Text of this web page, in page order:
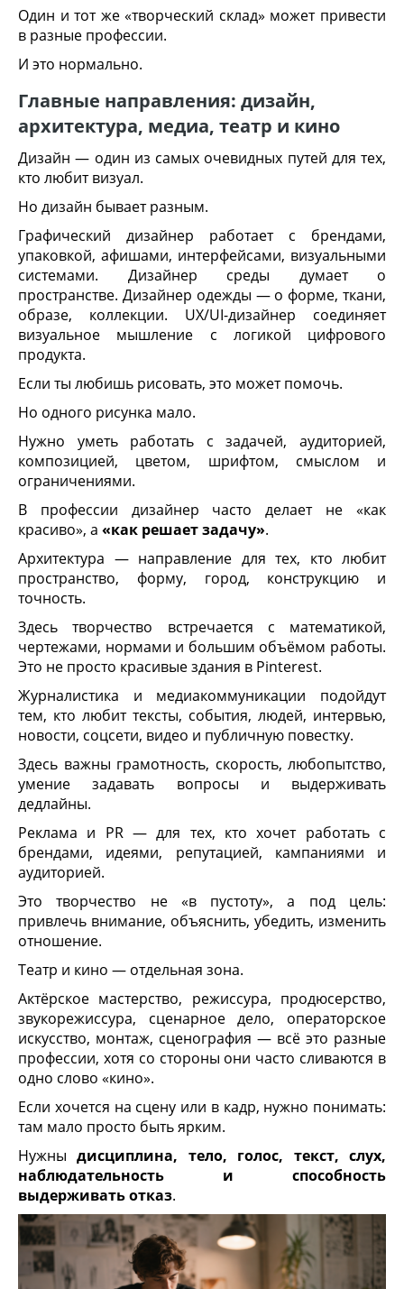
Один и тот же «творческий склад» может привести
в разные профессии.
И это нормально.
Главные направления: дизайн,
архитектура, медиа, театр и кино
Дизайн — один из самых очевидных путей для тех,
кто любит визуал.
Но дизайн бывает разным.
Графический дизайнер работает с брендами,
упаковкой, афишами, интерфейсами, визуальными
системами. Дизайнер среды думает о
пространстве. Дизайнер одежды — о форме, ткани,
образе, коллекции. UX/UI-дизайнер соединяет
визуальное мышление с логикой цифрового
продукта.
Если ты любишь рисовать, это может помочь.
Но одного рисунка мало.
Нужно уметь работать с задачей, аудиторией,
композицией, цветом, шрифтом, смыслом и
ограничениями.
В профессии дизайнер часто делает не «как
красиво», а «как решает задачу».
Архитектура — направление для тех, кто любит
пространство, форму, город, конструкцию и
точность.
Здесь творчество встречается с математикой,
чертежами, нормами и большим объёмом работы.
Это не просто красивые здания в Pinterest.
Журналистика и медиакоммуникации подойдут
тем, кто любит тексты, события, людей, интервью,
новости, соцсети, видео и публичную повестку.
Здесь важны грамотность, скорость, любопытство,
умение задавать вопросы и выдерживать
дедлайны.
Реклама и PR — для тех, кто хочет работать с
брендами, идеями, репутацией, кампаниями и
аудиторией.
Это творчество не «в пустоту», а под цель:
привлечь внимание, объяснить, убедить, изменить
отношение.
Театр и кино — отдельная зона.
Актёрское мастерство, режиссура, продюсерство,
звукорежиссура, сценарное дело, операторское
искусство, монтаж, сценография — всё это разные
профессии, хотя со стороны они часто сливаются в
одно слово «кино».
Если хочется на сцену или в кадр, нужно понимать:
там мало просто быть ярким.
Нужныдисциплина, тело, голос, текст, слух,
наблюдательность и способность
выдерживать отказ.